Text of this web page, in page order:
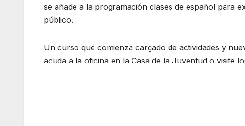
se añade a la programación clases de español para
público.
Un curso que comienza cargado de actividades y
acuda a la oficina en la Casa de la Juventud o visite